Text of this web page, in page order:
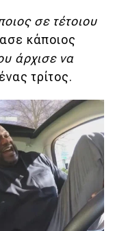
σε τέτοιου
κάποιος
άρχισε να
τρίτος.